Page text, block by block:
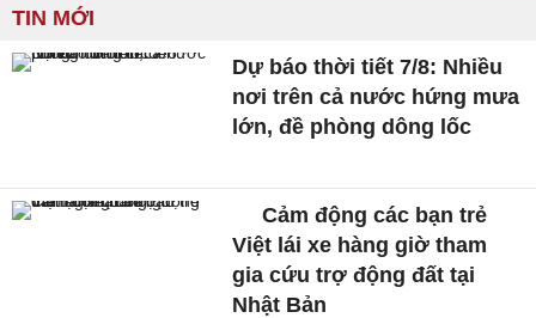
TIN MỚI
Dự báo thời tiết 7/8: Nhiều
nơi trên cả nước hứng mưa
lớn, đề phòng dông lốc
Cảm động các bạn trẻ
Việt lái xe hàng giờ tham
gia cứu trợ động đất tại
Nhật Bản